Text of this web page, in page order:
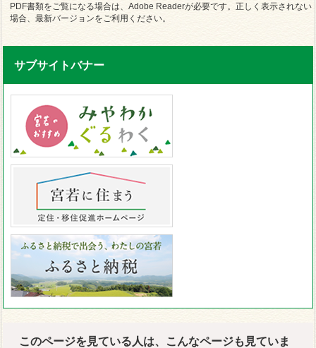
PDF書類をご覧になる場合は、Adobe Readerが必要です。正しく表示されない
場合、最新バージョンをご利用ください。
サブサイトバナー
このページを見ている人は、こんなページも見ていま